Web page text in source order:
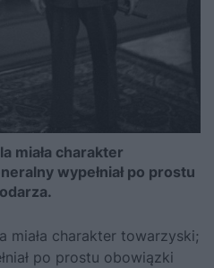
miała charakter
wypełniał po prostu
miała charakter towarzyski;
po prostu obowiązki